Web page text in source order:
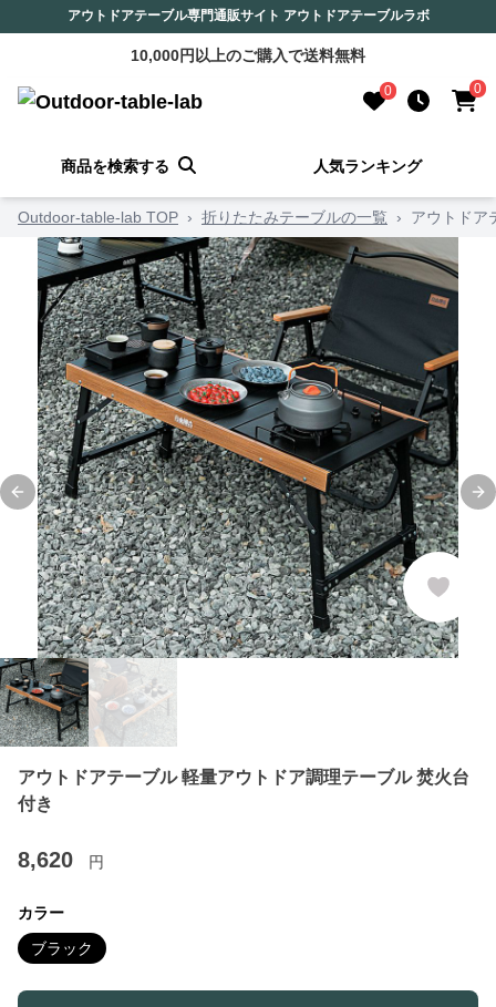
アウトドアテーブル専門通販サイト アウトドアテーブルラボ
10,000円以上のご購入で送料無料
0 0
商品を検索する 人気ランキング
Outdoor-table-lab TOP › 折りたたみテーブルの一覧 › アウトドア
Previous slide
アウトドアテーブル 軽量アウトドア調理テーブル 焚火台
付き
8,620 円
カラー
ブラック